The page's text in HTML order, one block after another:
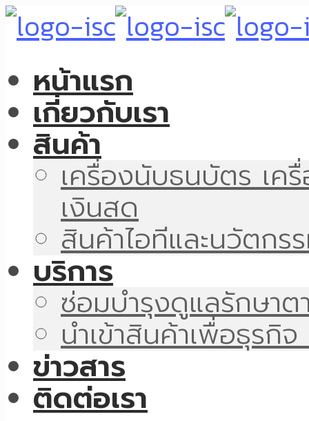
หน้าแรก
เกี่ยวกับเรา
สินค้า
เครื่องนับธนบัตร เค
เงินสด
สินค้าไอทีและนวัตกร
บริการ
ซ่อมบำรุงดูแลรักษา
นำเข้าสินค้าเพื่อธุรกิ
ข่าวสาร
ติดต่อเรา